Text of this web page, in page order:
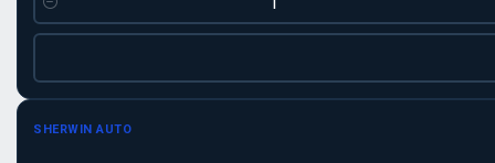
Cantidad
SHERWIN AUTO